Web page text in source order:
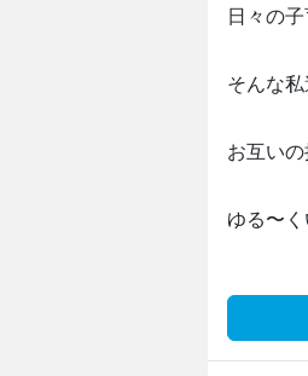
日々の
そんな
お互い
ゆる〜く